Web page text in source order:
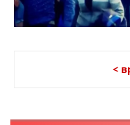
ЧЛЕНСТВО
<